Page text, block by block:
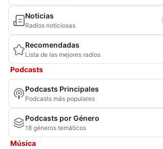
Noticias
Radios noticiosas
Recomendadas
Lista de las mejores radios
Podcasts
Podcasts Principales
Podcasts más populares
Podcasts por Género
18 géneros temáticos
Música